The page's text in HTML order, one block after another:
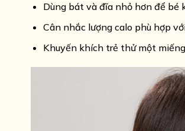
Dùng bát và đĩa nhỏ hơn để bé
Cân nhắc lượng calo phù hợp
Khuyến khích trẻ thử một